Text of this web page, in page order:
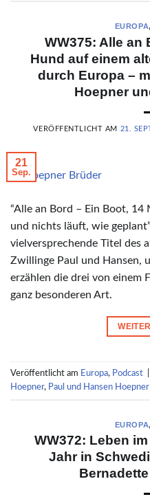
EUROPA
WW375: Alle an
Hund auf einem
durch Europa –
Hoepner
VERÖFFENTLICHT AM 21.
(c) Hoepner Brüder
21
Sep.
“Alle an Bord – Ein Boot,
und nichts läuft, wie
vielversprechende Titel des
Zwillinge Paul und Hansen,
erzählen die drei von einem
ganz besonderen Art.
Veröffentlicht am Europa, Podcast
Hoepner, Paul und Hansen Hoepner
EUROPA
WW372: Leben
Jahr in